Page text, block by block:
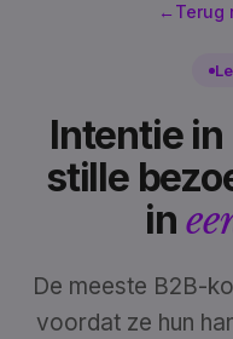
← Terug
Intentie
stille
in
De meeste B2B-
voordat ze hun